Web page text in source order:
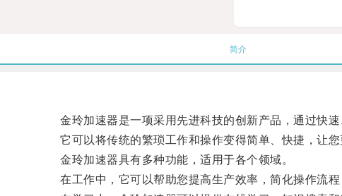
简介
金玲加速器是一项采用先进科技的创新产品，通过快速
它可以将传统的繁琐工作和操作变得简单、快捷，让您
金玲加速器具有多种功能，适用于各个领域。
在工作中，它可以帮助您提高生产效率，简化操作流程